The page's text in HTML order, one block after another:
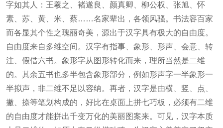
字如其人：王羲之、褚遂良、颜真卿、柳公权、张旭、怀
素、苏、黄、米、蔡……名家辈出，各领风骚。书法容百家
而各显其个性之瑰丽奇美，源出于汉字具有极大的自由度。
自由度来自多维空间。汉字有指事、象形、形声、会意、转
注、假借六书。象形字从图形转化而来，理所当然是二维
的。其余五书也多半包含象形部分，例如形声字一半象形一
半拟声，非二维不足以容纳。再者，汉字是由横、竖、点、
撇、捺等笔划构成的，好比在桌面上拼七巧板，必须有二维
的自由度才能拼出千变万化的美丽图案来。可见，汉字本质